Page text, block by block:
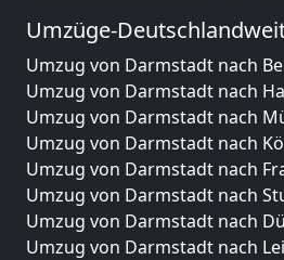
Umzüge-
Umzug von Darmstadt nach
Umzug von Darmstadt nach
Umzug von Darmstadt nach
Umzug von Darmstadt nach
Umzug von Darmstadt nach
Umzug von Darmstadt nach
Umzug von Darmstadt nach
Umzug von Darmstadt nach